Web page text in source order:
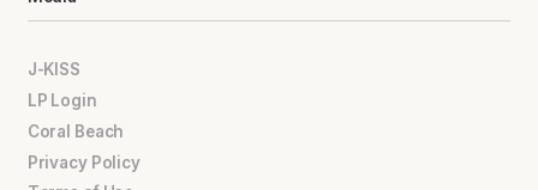
J-KISS
LP Login
Coral Beach
Privacy Policy